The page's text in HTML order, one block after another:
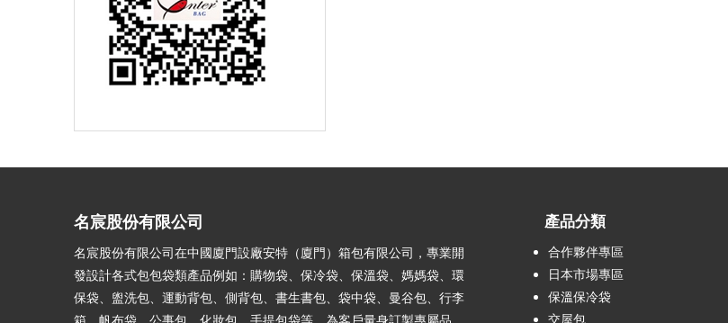
名宸股份有限公司
名宸股份有限公司在中國廈門設廠安特（廈門）箱包有限公司，專業開
發設計各式包包袋類產品例如：購物袋、保冷袋、保溫袋、媽媽袋、環
保袋、盥洗包、運動背包、側背包、書生書包、袋中袋、曼谷包、行李
產品分類
合作夥伴專區
日本市場專區
保溫保冷袋
交屋包